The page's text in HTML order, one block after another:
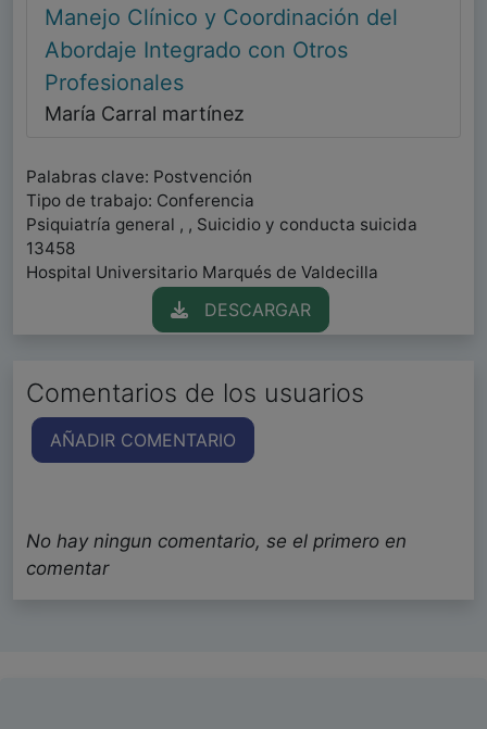
Manejo Clínico y Coordinación del
Abordaje Integrado con Otros
Profesionales
María Carral martínez
Palabras clave: Postvención
Tipo de trabajo: Conferencia
Psiquiatría general , , Suicidio y conducta suicida
13458
Hospital Universitario Marqués de Valdecilla
DESCARGAR
Comentarios de los usuarios
AÑADIR COMENTARIO
No hay ningun comentario, se el primero en
comentar